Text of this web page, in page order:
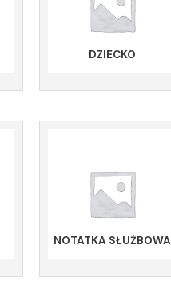
DZIECKO
NOTATKA SŁUŻBOWA